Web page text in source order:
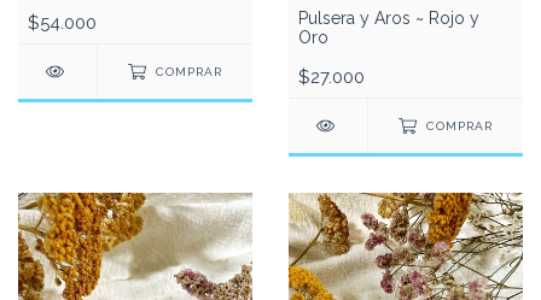
$54.000
COMPRAR
Pulsera y Aros ~ Rojo y
Oro
$27.000
COMPRAR